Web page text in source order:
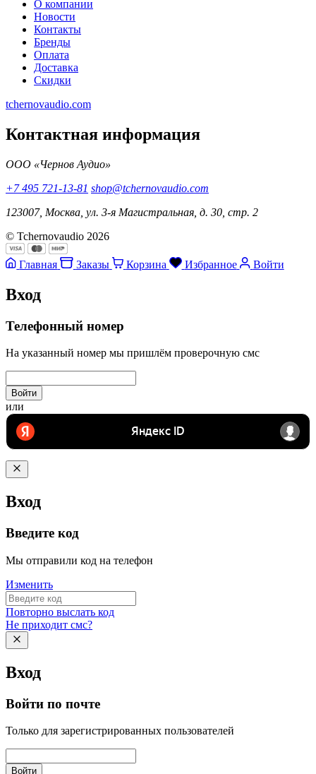
О компании
Новости
Контакты
Бренды
Оплата
Доставка
Скидки
tchernovaudio.com
Контактная информация
ООО «Чернов Аудио»
+7 495 721-13-81 shop@tchernovaudio.com
123007, Москва, ул. 3-я Магистральная, д. 30, стр. 2
© Tchernovaudio 2026
Главная Заказы Корзина Избранное Войти
Вход
Телефонный номер
На указанный номер мы пришлём проверочную смс
Войти
или
Вход
Введите код
Мы отправили код на телефон
Изменить
Повторно выслать код
Не приходит смс?
Вход
Войти по почте
Только для зарегистрированных пользователей
Войти